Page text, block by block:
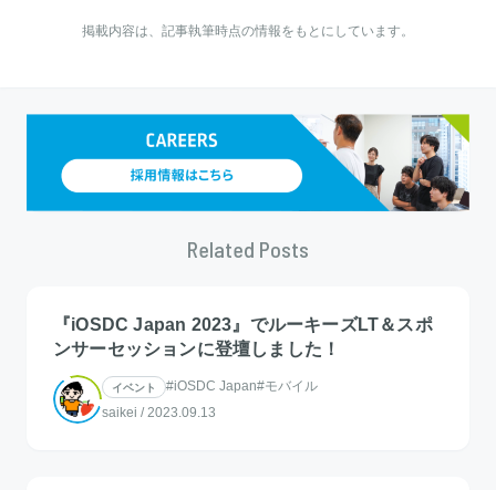
掲載内容は、記事執筆時点の情報をもとにしています。
Related Posts
『iOSDC Japan 2023』でルーキーズLT＆スポ
ンサーセッションに登壇しました！
イベント #iOSDC Japan#モバイル
saikei / 2023.09.13